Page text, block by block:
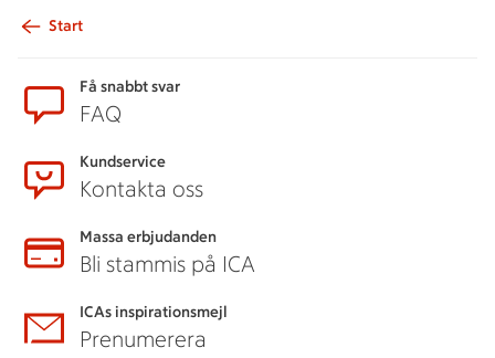
Start
Få snabbt svar
FAQ
Kundservice
Kontakta oss
Massa erbjudanden
Bli stammis på ICA
ICAs inspirationsmejl
Prenumerera